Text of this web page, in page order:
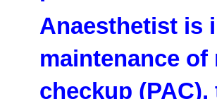
Anaesthetist is
maintenance
checkup